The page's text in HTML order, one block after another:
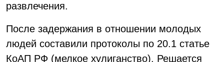
развлечения.
После задержания в отношении молодых
людей составили протоколы по 20.1 статье
КоАП РФ (мелкое хулиганство). Решается